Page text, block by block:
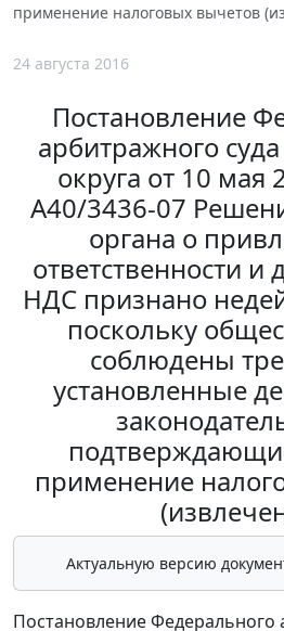
применение налоговых вычетов
24 августа 2016
Постановление
арбитражного
округа от 10 мая
А40/3436-07
органа о
ответственности и
НДС признано
поскольку
соблюдены
установленные
применение
Актуальную версию
Постановление Федерального